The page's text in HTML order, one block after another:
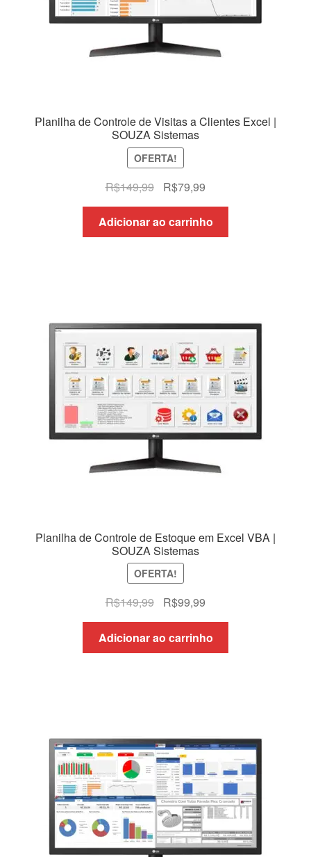
Planilha de Controle de Visitas a Clientes Excel |
SOUZA Sistemas
OFERTA!
R$149,99
O
preço
original
era:
R$79,99
preço
atual
é:
Adicionar ao carrinho
Planilha de Controle de Estoque em Excel VBA |
SOUZA Sistemas
OFERTA!
R$149,99
O
preço
original
era:
R$99,99
preço
atual
é:
Adicionar ao carrinho